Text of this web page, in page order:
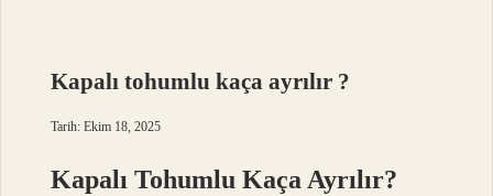
Kapalı tohumlu kaça ayrılır ?
Tarih: Ekim 18, 2025
Kapalı Tohumlu Kaça Ayrılır?